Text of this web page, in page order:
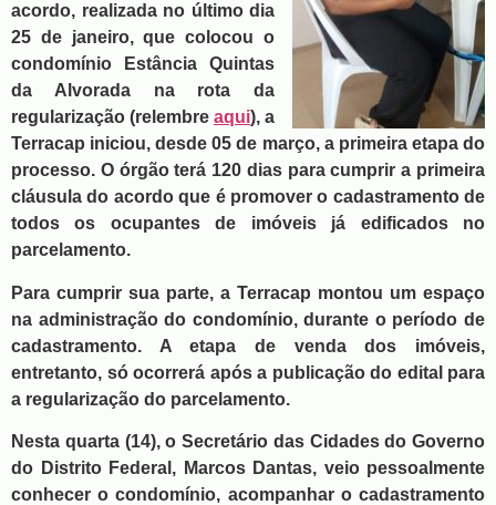
acordo, realizada no último dia
25 de janeiro, que colocou o
condomínio Estância Quintas
da Alvorada na rota da
regularização (relembre aqui), a
Terracap iniciou, desde 05 de março, a primeira etapa do
processo. O órgão terá 120 dias para cumprir a primeira
cláusula do acordo que é promover o cadastramento de
todos os ocupantes de imóveis já edificados no
parcelamento.
Para cumprir sua parte, a Terracap montou um espaço
na administração do condomínio, durante o período de
cadastramento. A etapa de venda dos imóveis,
entretanto, só ocorrerá após a publicação do edital para
a regularização do parcelamento.
Nesta quarta (14), o Secretário das Cidades do Governo
do Distrito Federal, Marcos Dantas, veio pessoalmente
conhecer o condomínio, acompanhar o cadastramento